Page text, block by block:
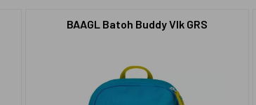
BAAGL Batoh Buddy Vlk GRS